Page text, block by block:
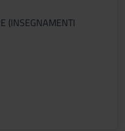
(INSEGNAMENTI